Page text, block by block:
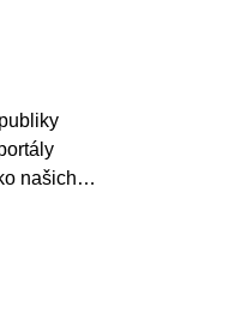
našich